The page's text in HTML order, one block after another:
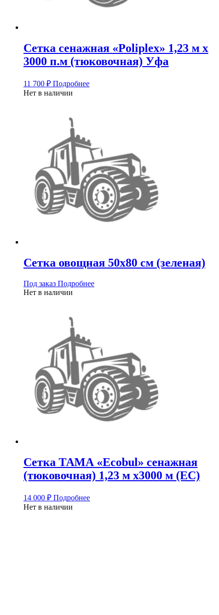
Сетка сенажная «Poliplex» 1,23 м х
3000 п.м (тюковочная) Уфа
11 700 ₽ Подробнее
Нет в наличии
Сетка овощная 50х80 см (зеленая)
Под заказ Подробнее
Нет в наличии
Сетка ТАМА «Ecobul» сенажная
(тюковочная) 1,23 м х3000 м (ЕС)
14 000 ₽ Подробнее
Нет в наличии